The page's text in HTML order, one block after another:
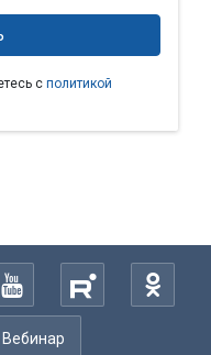
с политикой
Вебинар